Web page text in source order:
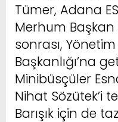
Tümer, Adana
Merhum Başkan
sonrası,
Başkanlığı’na
Minibüsçüler
Nihat Sözütek’i
Barışık için de